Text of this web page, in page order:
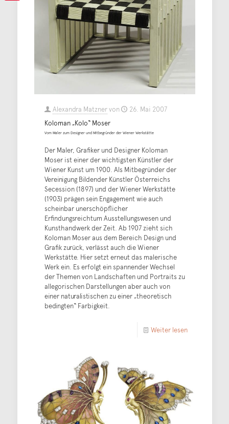
Alexandra Matznervon
26. Mai 2007
Koloman „Kolo“ Moser
Vom Maler zum Designer und Mitbegründer der Wiener Werkstätte
Der Maler, Grafiker und Designer Koloman
Moser ist einer der wichtigsten Künstler der
Wiener Kunst um 1900. Als Mitbegründer der
Vereinigung Bildender Künstler Österreichs
Secession (1897) und der Wiener Werkstätte
(1903) prägen sein Engagement wie auch
scheinbar unerschöpflicher
Erfindungsreichtum Ausstellungswesen und
Kunsthandwerk der Zeit. Ab 1907 zieht sich
Koloman Moser aus dem Bereich Design und
Grafik zurück, verlässt auch die Wiener
Werkstätte. Hier setzt erneut das malerische
Werk ein. Es erfolgt ein spannender Wechsel
der Themen von Landschaften und Portraits zu
allegorischen Darstellungen aber auch von
einer naturalistischen zu einer „theoretisch
bedingten“ Farbigkeit.
Weiter lesen